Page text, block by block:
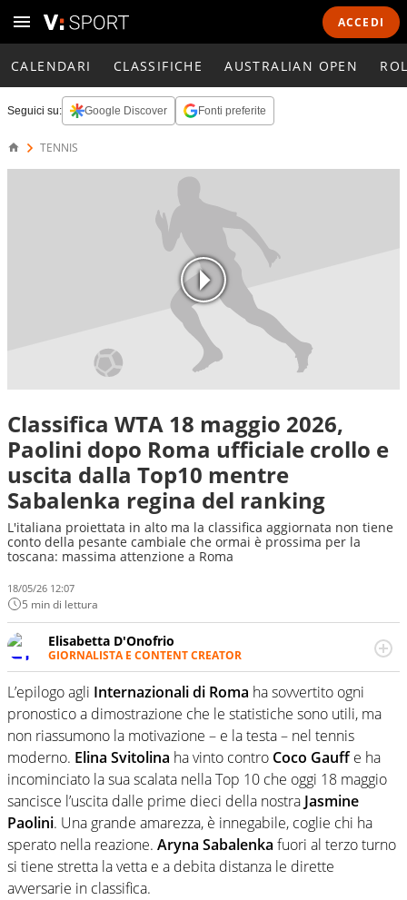
ACCEDI
CALENDARI CLASSIFICHE AUSTRALIAN OPEN
Seguici su: Google Discover Fonti preferite
TENNIS
Classifica WTA 18 maggio 2026,
Paolini dopo Roma ufficiale crollo e
uscita dalla Top10 mentre
Sabalenka regina del ranking
L'italiana proiettata in alto ma la classifica aggiornata non tiene
conto della pesante cambiale che ormai è prossima per la
toscana: massima attenzione a Roma
18/05/26 12:07
5 min di lettura
Elisabetta D'Onofrio
GIORNALISTA E CONTENT CREATOR
Giornalista professionista dal 2007, scrive per curiosità
personale e necessità: soprattutto di calcio, di sport e dei
suoi protagonisti, concedendosi innocenti evasioni
nell'ambito della creazione di format. Un tempo ala
destra, oggi si sente a suo agio nel ruolo di libero. Cura
una classifica riservata dei migliori 5 calciatori di sempre.
L’epilogo agli Internazionali di Roma ha sovvertito ogni
pronostico a dimostrazione che le statistiche sono utili, ma
non riassumono la motivazione – e la testa – nel tennis
moderno. Elina Svitolina ha vinto contro Coco Gauffe ha
incominciato la sua scalata nella Top 10 che oggi 18 maggio
sancisce l’uscita dalle prime dieci della nostra Jasmine
Paolini. Una grande amarezza, è innegabile, coglie chi ha
sperato nella reazione. Aryna Sabalenka fuori al terzo turno
si tiene stretta la vetta e a debita distanza le dirette
avversarie in classifica.